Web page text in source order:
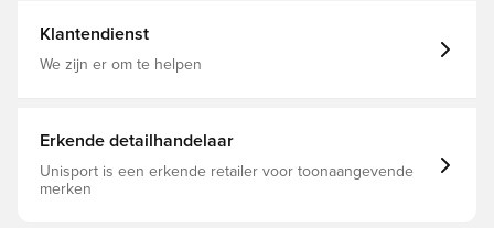
Absatzart: Flach Obermaterial: Synthetik; Futter: Textil;
Klantendienst
We zijn er om te helpen
Erkende detailhandelaar
Unisport is een erkende retailer voor toonaangevende
merken